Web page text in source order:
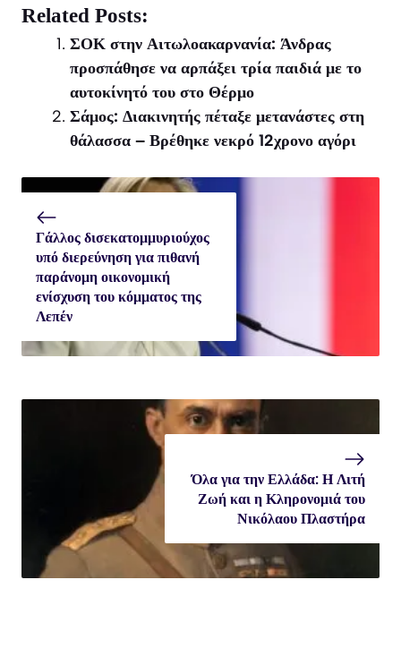
X
(Twitter)
Facebook
WhatsApp
Related Posts:
ΣΟΚ στην Αιτωλοακαρνανία: Άνδρας
προσπάθησε να αρπάξει τρία παιδιά με το
αυτοκίνητό του στο Θέρμο
Σάμος: Διακινητής πέταξε μετανάστες στη
θάλασσα – Βρέθηκε νεκρό 12χρονο αγόρι
Γάλλος δισεκατομμυριούχος
υπό διερεύνηση για πιθανή
παράνομη οικονομική
ενίσχυση του κόμματος της
Λεπέν
Όλα για την Ελλάδα: Η Λιτή
Ζωή και η Κληρονομιά του
Νικόλαου Πλαστήρα